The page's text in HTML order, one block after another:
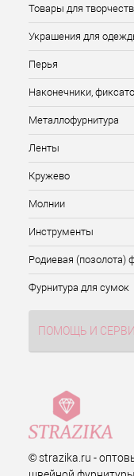
Товары для
Украшения для
Перья
Наконечники,
Металлофурнитура
Ленты
Кружево
Молнии
Инструменты
Родиевая (позолота)
Фурнитура для сумок
ПОМОЩЬ И
© strazika.ru -